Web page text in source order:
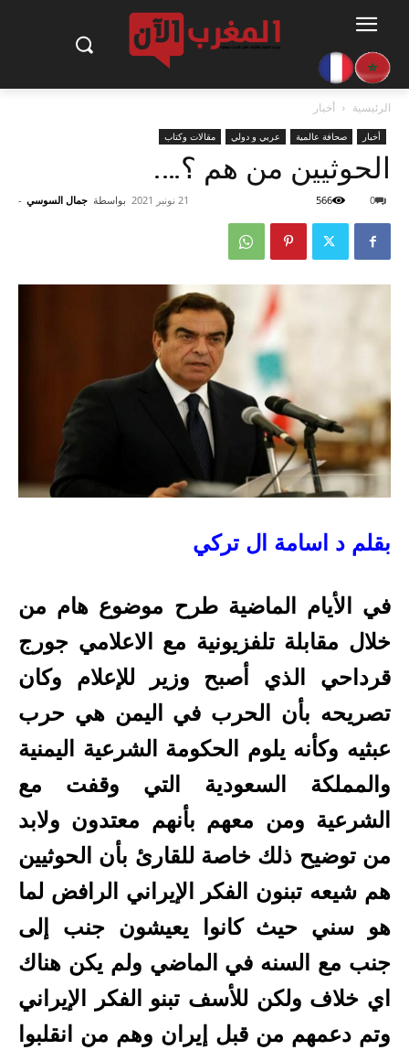
الرئيسية أخبار
أخبار صحافة عالمية عربي و دولي مقالات وكتاب
الحوثيين من هم ؟….
بواسطة جمال السوسي - 21 نونبر 2021 0
566
بقلم د اسامة ال تركي
في الأيام الماضية طرح موضوع هام من
خلال مقابلة تلفزيونية مع الاعلامي جورج
قرداحي الذي أصبح وزير للإعلام وكان
تصريحه بأن الحرب في اليمن هي حرب
عبثيه وكأنه يلوم الحكومة الشرعية اليمنية
والمملكة السعودية التي وقفت مع
الشرعية ومن معهم بأنهم معتدون ولابد
من توضيح ذلك خاصة للقارئ بأن الحوثيين
هم شيعه تبنون الفكر الإيراني الرافض لما
هو سني حيث كانوا يعيشون جنب إلى
جنب مع السنه في الماضي ولم يكن هناك
اي خلاف ولكن للأسف تبنو الفكر الإيراني
وتم دعمهم من قبل إيران وهم من انقلبوا